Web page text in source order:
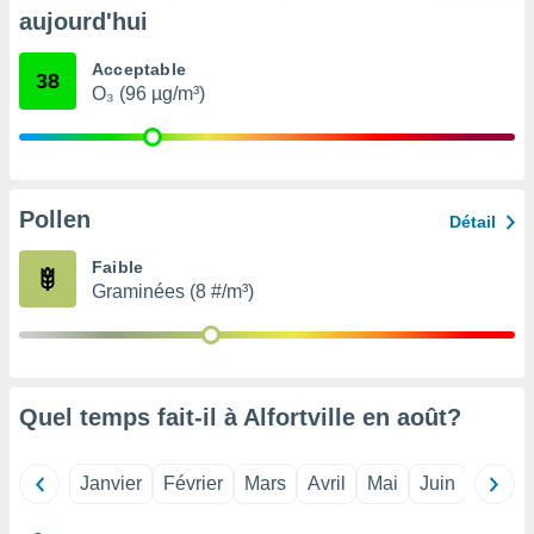
ou
de la
non
des
le
le
aujourd'hui
38 Acceptable
O₃ (96 µg/m³)
Pollen Détail
Faible
Graminées (8 #/m³)
Quel temps fait-il à Alfortville en août?
Janvier Février Mars Avril Mai Juin Juillet